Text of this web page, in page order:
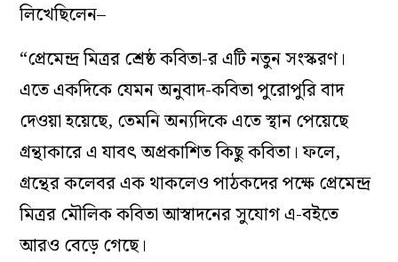
লিখেছিলেন–
“প্রেমেন্দ্র মিত্রর শ্রেষ্ঠ কবিতা-র এটি নতুন সংস্করণ।
এতে একদিকে যেমন অনুবাদ-কবিতা পুরোপুরি বাদ
দেওয়া হয়েছে, তেমনি অন্যদিকে এতে স্থান পেয়েছে
গ্রন্থাকারে এ যাবৎ অপ্রকাশিত কিছু কবিতা। ফলে,
গ্রন্থের কলেবর এক থাকলেও পাঠকদের পক্ষে প্রেমেন্দ্র
মিত্রর মৌলিক কবিতা আস্বাদনের সুযোগ এ-বইতে
আরও বেড়ে গেছে।